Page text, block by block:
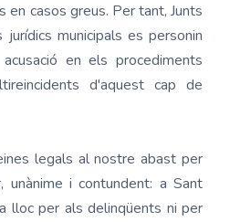
en casos greus. Per tant, Junts
municipals es personin
en els procediments
d'aquest cap de
legals al nostre abast per
unànime i contundent: a Sant
lloc per als delinqüents ni per